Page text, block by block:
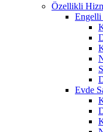
Özellikli
Evde